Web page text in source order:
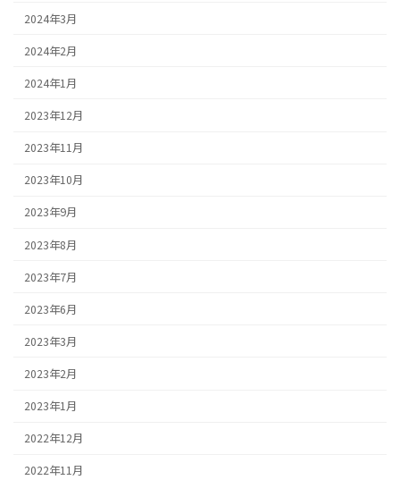
2024年3月
2024年2月
2024年1月
2023年12月
2023年11月
2023年10月
2023年9月
2023年8月
2023年7月
2023年6月
2023年3月
2023年2月
2023年1月
2022年12月
2022年11月